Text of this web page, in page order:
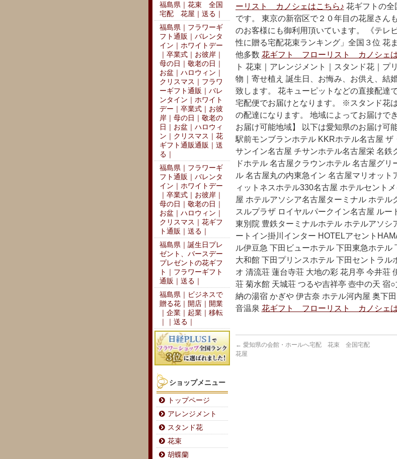
ーリスト カノシェはこちら♪ 花ギフトの
です。 東京の新宿区で２０年目の花屋さん
のお客様にも御利用頂いています。 《テレ
性に贈る宅配花束ランキング」全国３位 花
他多数 花ギフト フローリスト カノシェ
ト 花束｜アレンジメント｜スタンド花｜プ
物｜寄せ植え 誕生日、お悔み、お供え、結
致します。 花キューピットなどの直接配達
宅配便でお届けとなります。 ※スタンド花
の配達になります。 地域によってお届けで
お届け可能地域】 以下は愛知県のお届け可
駅前モンブランホテル KKRホテル名古屋
サンイン名古屋 チサンホテル名古屋栄 名鉄
ドホテル 名古屋クラウンホテル 名古屋グ
ル 名古屋丸の内東急イン 名古屋マリオット
ィットネスホテル330名古屋 ホテルセント
屋 ホテルアソシア名古屋ターミナル ホテル
スルプラザ ロイヤルパークイン名古屋 ルー
東別院 豊鉄ターミナルホテル ホテルアソシ
ートイン掛川インター HOTELアセント
ル伊豆急 下田ビューホテル 下田東急ホテル
大和館 下田プリンスホテル 下田セントラル
オ 清流荘 蓮台寺荘 大地の彩 花月亭 今井荘
荘 菊水館 天城荘 つるや吉祥亭 壺中の天 宿
納の湯宿 かぎや 伊古奈 ホテル河内屋 奥下
音温泉 花ギフト フローリスト カノシェ
← 愛知県の会館・ホールへ宅配 花束 全国宅配
花屋
福島県｜花束 全国
宅配 花屋｜送る｜
福島県｜フラワーギ
フト通販｜バレンタ
イン｜ホワイトデー
｜卒業式｜お彼岸｜
母の日｜敬老の日｜
お盆｜ハロウィン｜
クリスマス｜フラワ
ーギフト通販｜バレ
ンタイン｜ホワイト
デー｜卒業式｜お彼
岸｜母の日｜敬老の
日｜お盆｜ハロウィ
ン｜クリスマス｜花
ギフト通販通販｜送
る｜
福島県｜フラワーギ
フト通販｜バレンタ
イン｜ホワイトデー
｜卒業式｜お彼岸｜
母の日｜敬老の日｜
お盆｜ハロウィン｜
クリスマス｜花ギフ
ト通販｜送る｜
福島県｜誕生日プレ
ゼント、バースデー
プレゼントの花ギフ
ト｜フラワーギフト
通販｜送る｜
福島県｜ビジネスで
贈る花｜開店｜開業
｜企業｜起業｜移転
｜｜送る｜
ショップメニュー
トップページ
アレンジメント
スタンド花
花束
胡蝶蘭